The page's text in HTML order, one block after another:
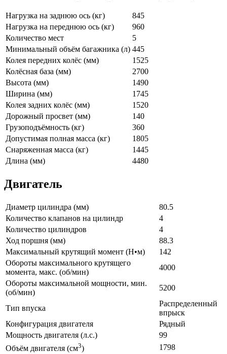
Нагрузка на заднюю ось (кг)
845
Нагрузка на переднюю ось (кг)
960
Количество мест
5
Минимальный объём багажника (л) 445
Колея передних колёс (мм)
1525
Колёсная база (мм)
2700
Высота (мм)
1490
Ширина (мм)
1745
Колея задних колёс (мм)
1520
Дорожный просвет (мм)
140
Грузоподъёмность (кг)
360
Допустимая полная масса (кг)
1805
Снаряженная масса (кг)
1445
Длина (мм)
4480
Двигатель
Диаметр цилиндра (мм)
80.5
Количество клапанов на цилиндр
4
Количество цилиндров
4
Ход поршня (мм)
88.3
Максимальный крутящий момент (Н•м)
142
Обороты максимального крутящего
момента, макс. (об/мин)
4000
Обороты максимальной мощности, мин.
(об/мин)
5200
Тип впуска
Распределенный
впрыск
Конфигурация двигателя
Рядный
Мощность двигателя (л.с.)
99
Объём двигателя (см3)
1798